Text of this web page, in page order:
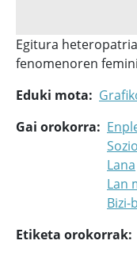
Egitura
fenomenoren
Eduki mota
Gai orokorra
Lana
Lan
Bizi-
Etiketa orokorrak